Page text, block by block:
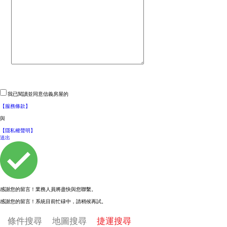
我已閱讀並同意信義房屋的
【服務條款】
與
【隱私權聲明】
送出
感謝您的留言！業務人員將盡快與您聯繫。
感謝您的留言！系統目前忙碌中，請稍候再試。
條件搜尋 地圖搜尋 捷運搜尋